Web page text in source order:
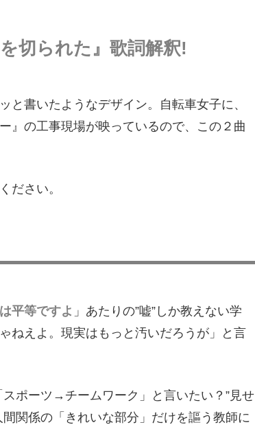
切られた』歌詞解釈!
と書いたようなデザイン。自転車女子に、
』の工事現場が映っているので、この２曲
ださい。
平等ですよ 」あたりの”嘘”しか教えない学
ねえよ。現実はもっと汚いだろうが」と言
スポーツ→チームワーク」と言いたい？”見せ
関係の「きれいな部分」だけを謳う教師に